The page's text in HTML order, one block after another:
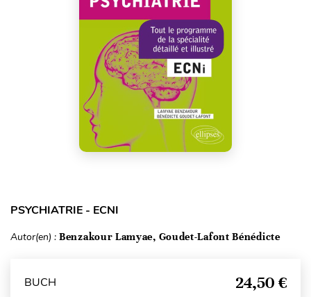
PSYCHIATRIE - ECNI
Autor(en) : Benzakour Lamyae, Goudet-Lafont Bénédicte
BUCH 24,50 €